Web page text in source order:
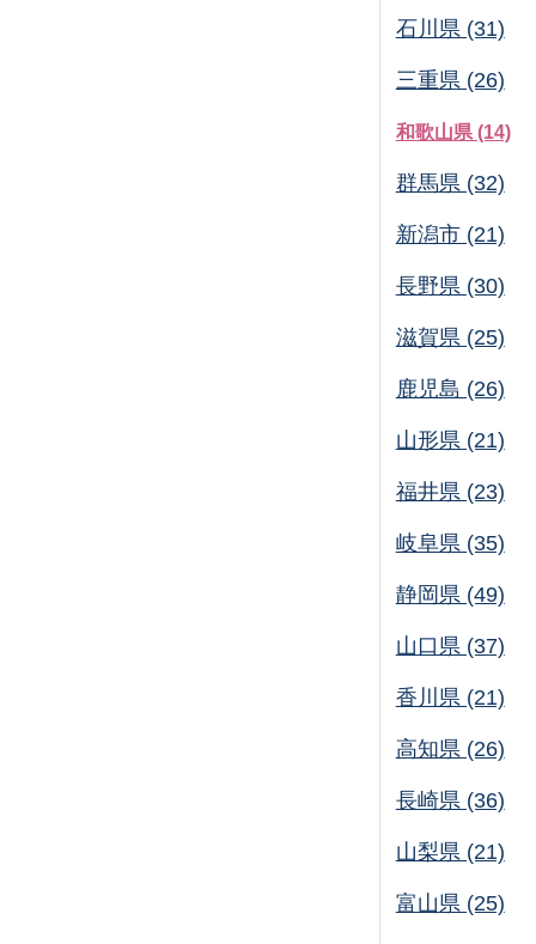
石川県 (31)
三重県 (26)
和歌山県 (14)
群馬県 (32)
新潟市 (21)
長野県 (30)
滋賀県 (25)
鹿児島 (26)
山形県 (21)
福井県 (23)
岐阜県 (35)
静岡県 (49)
山口県 (37)
香川県 (21)
高知県 (26)
長崎県 (36)
山梨県 (21)
富山県 (25)